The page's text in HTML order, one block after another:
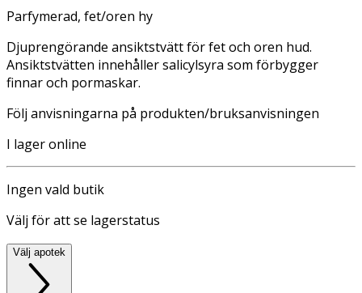
Parfymerad, fet/oren hy
Djuprengörande ansiktstvätt för fet och oren hud.
Ansiktstvätten innehåller salicylsyra som förbygger
finnar och pormaskar.
Följ anvisningarna på produkten/bruksanvisningen
I lager online
Ingen vald butik
Välj för att se lagerstatus
Välj apotek